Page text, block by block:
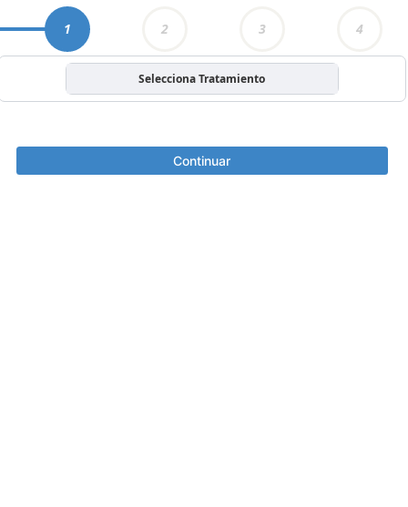
1 2 3 4
Selecciona Tratamiento
Continuar